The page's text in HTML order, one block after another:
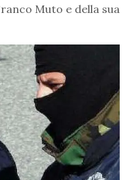
Muto e della sua